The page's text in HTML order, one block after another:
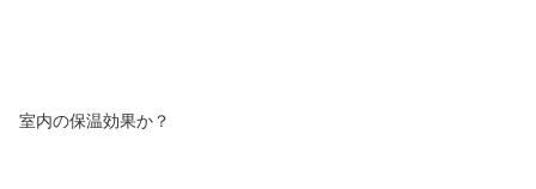
室内の保温効果か？